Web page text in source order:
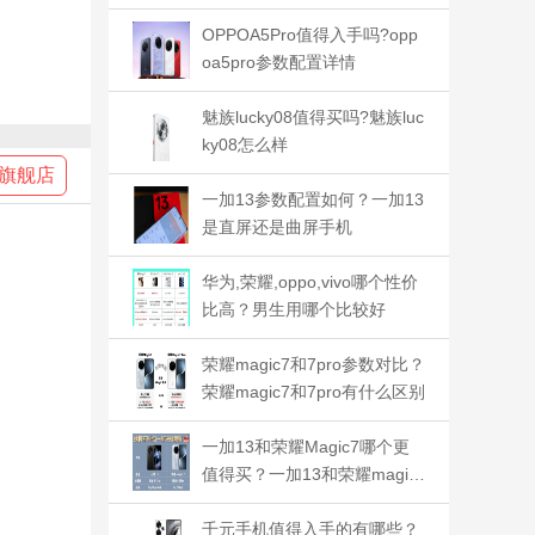
舰店
好
OPPOA5Pro值得入手吗?opp
oa5pro参数配置详情
魅族lucky08值得买吗?魅族luc
ky08怎么样
一加13参数配置如何？一加13
是直屏还是曲屏手机
华为,荣耀,oppo,vivo哪个性价
比高？男生用哪个比较好
荣耀magic7和7pro参数对比？
荣耀magic7和7pro有什么区别
一加13和荣耀Magic7哪个更
值得买？一加13和荣耀magic
7哪个更护眼
千元手机值得入手的有哪些？